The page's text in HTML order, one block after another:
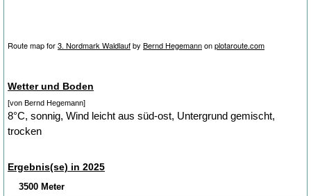
Route map for3. Nordmark Waldlaufby Bernd Hegemannonplotaroute.com
Wetter und Boden
[von Bernd Hegemann]
8°C, sonnig, Wind leicht aus süd-ost, Untergrund gemischt,
trocken
Ergebnis(se) in 2025
3500 Meter